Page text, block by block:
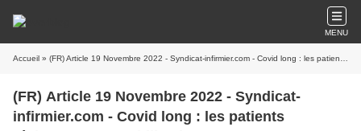
MENU
Accueil » (FR) Article 19 Novembre 2022 - Syndicat-infirmier.com - Covid long : les patients réclament une mobilisation
(FR) Article 19 Novembre 2022 - Syndicat-
infirmier.com - Covid long : les patients